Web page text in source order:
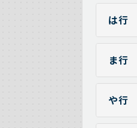
は行
ま行
や行